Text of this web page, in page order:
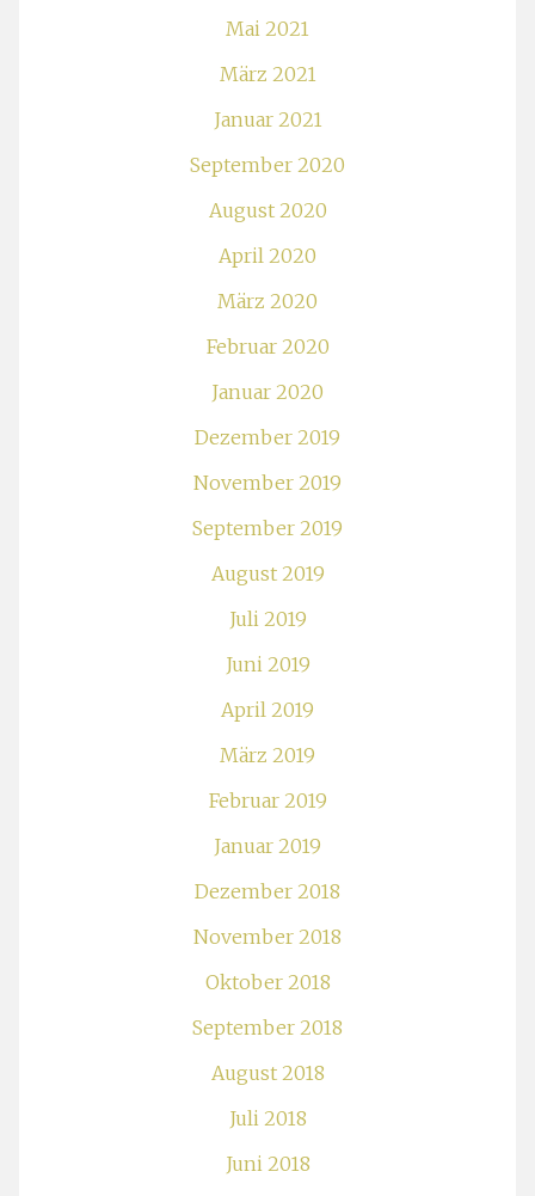
Mai 2021
März 2021
Januar 2021
September 2020
August 2020
April 2020
März 2020
Februar 2020
Januar 2020
Dezember 2019
November 2019
September 2019
August 2019
Juli 2019
Juni 2019
April 2019
März 2019
Februar 2019
Januar 2019
Dezember 2018
November 2018
Oktober 2018
September 2018
August 2018
Juli 2018
Juni 2018